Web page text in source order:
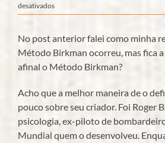
desativadosem
Afinal
que
é
Método
Birkman?
No post anterior falei como minha
Método Birkman ocorreu, mas fica
afinal o Método Birkman?
Acho que a melhor maneira de o
pouco sobre seu criador. Foi Roger
psicologia, ex-piloto de
Mundial quem o desenvolveu.